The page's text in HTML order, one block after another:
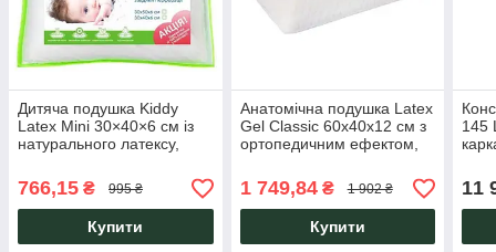
Дитяча подушка Kiddy
Latex Mini 30×40×6 см із
натурального латексу,
анатомічна Eurosleep
766,15 ₴ 995 ₴
Купити
Анатомічна подушка Latex
Gel Classic 60х40х12 см з
ортопедичним ефектом,
охолоджувальним гелем
Eurosleep
1 749,84₴ 1 902 ₴
Купити
145
11